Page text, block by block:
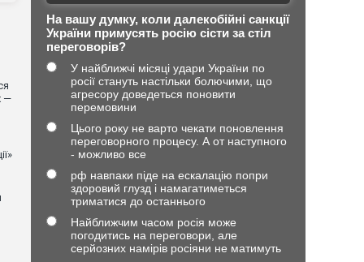
—
На вашу думку, коли далекобійні санкції
України примусять росію сісти за стіл
переговорів?
У найближчі місяці удари України по
росії стануть настільки болючими, що
агресору доведеться поновити
перемовини
Цього року не варто чекати поновлення
переговорного процесу. А от наступного
- можливо все
рф навпаки піде на ескалацію попри
здоровий глузд і намагатиметься
триматися до останнього
Найближчим часом росія може
погодитись на переговори, але
серйозних намірів росіяни не матимуть